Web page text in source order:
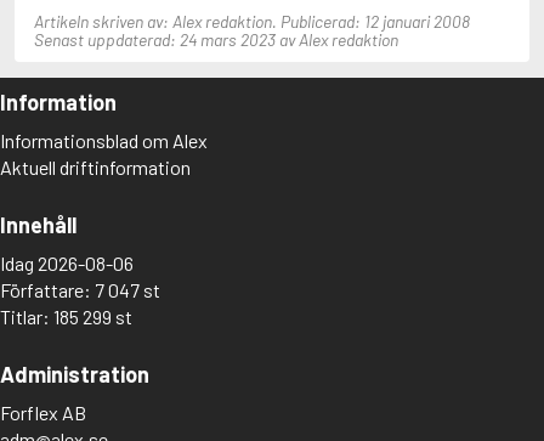
Artikeln skriven av: Alex redaktion. Publicerad: 12 januari 2008
Senast uppdaterad: 24 mars 2023 av Alex redaktion
Information
Informationsblad om Alex
Aktuell driftinformation
Innehåll
Idag 2026-08-06
Författare: 7 047 st
Titlar: 185 299 st
Administration
Forflex AB